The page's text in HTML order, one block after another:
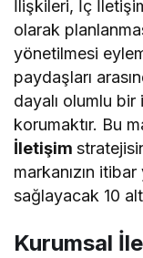
İlişkileri, İç
olarak
yönetilmesi
paydaşları
dayalı olumlu
korumaktır. Bu
İletişim
markanızın itibar
sağlayacak 10
Kurumsal